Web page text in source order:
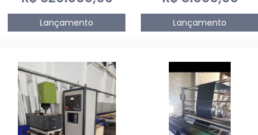
Lançamento Lançamento